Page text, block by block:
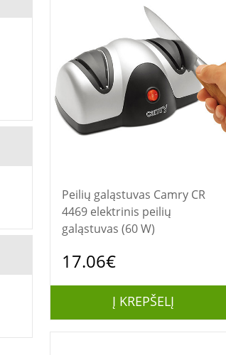
Peilių galąstuvas Camry CR
4469 elektrinis peilių
galąstuvas (60 W)
17.06€
Į KREPŠELĮ